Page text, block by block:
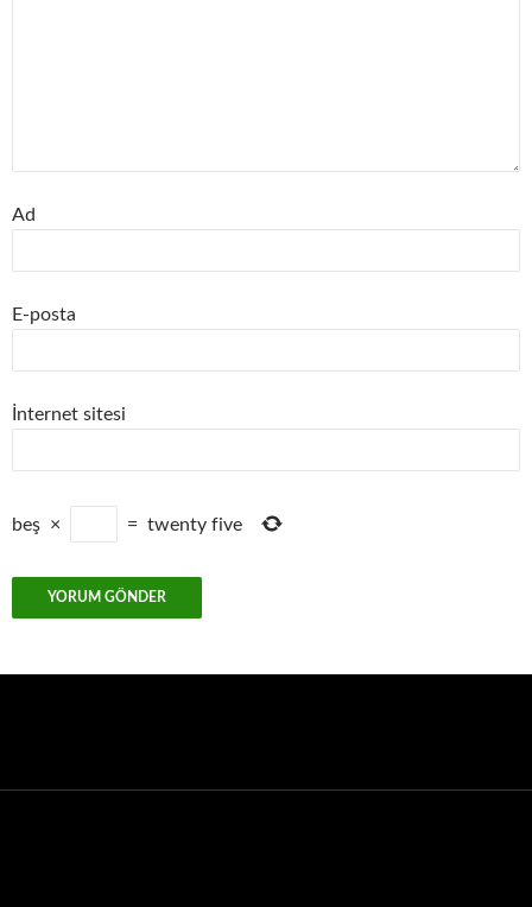
Ad
E-posta
İnternet sitesi
beş × = twenty five